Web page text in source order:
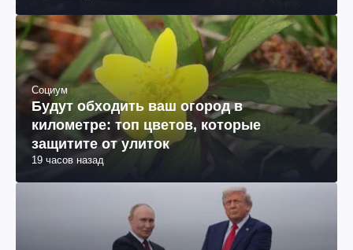
Социум
Будут обходить ваш огород в
километре: топ цветов, которые
защитите от улиток